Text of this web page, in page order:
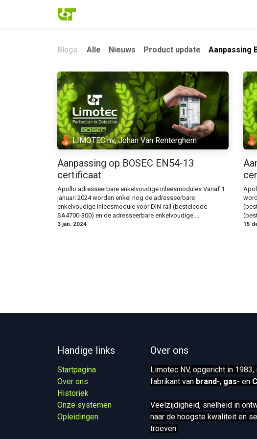
Blogs: Alle Nieuws Product update Aanpassing
LIMOTEC nv, Johan Van Renterghem
Aanpassing op BOSEC EN54-13
certificaat
Apollo adresseerbare enkelvoudige inleesmodules Vanaf 1
januari 2024 worden enkel nog de adresseerbare
enkelvoudige inleesmodule voor DIN-rail (bestelcode
SA4700-300) en de adresseerbare enkelvoudige ...
3 jan. 2024 15
Handige links
Startpagina
Over ons
Historiek
Onze systemen​
Opleidingen
Over ons
Limotec NV, opgericht in
fabrikant van brand-, gas- en
Veelzijdigheid, snelheid in
naar de hoogste kwaliteit en
troeven.